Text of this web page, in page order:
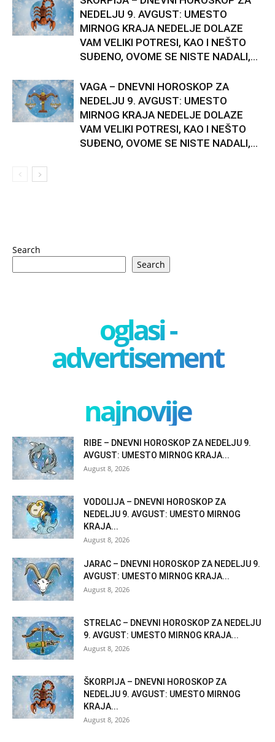
NEDELJU 9. AVGUST: UMESTO
MIRNOG KRAJA NEDELJE DOLAZE
VAM VELIKI POTRESI, KAO I NEŠTO
SUĐENO, OVOME SE NISTE NADALI,...
VAGA – DNEVNI HOROSKOP ZA
NEDELJU 9. AVGUST: UMESTO
MIRNOG KRAJA NEDELJE DOLAZE
VAM VELIKI POTRESI, KAO I NEŠTO
SUĐENO, OVOME SE NISTE NADALI,...
Search
Search
oglasi -
advertisement
najnovije
RIBE – DNEVNI HOROSKOP ZA NEDELJU 9.
AVGUST: UMESTO MIRNOG KRAJA...
August 8, 2026
VODOLIJA – DNEVNI HOROSKOP ZA
NEDELJU 9. AVGUST: UMESTO MIRNOG
KRAJA...
August 8, 2026
JARAC – DNEVNI HOROSKOP ZA NEDELJU 9.
AVGUST: UMESTO MIRNOG KRAJA...
August 8, 2026
STRELAC – DNEVNI HOROSKOP ZA NEDELJU
9. AVGUST: UMESTO MIRNOG KRAJA...
August 8, 2026
ŠKORPIJA – DNEVNI HOROSKOP ZA
NEDELJU 9. AVGUST: UMESTO MIRNOG
KRAJA...
August 8, 2026